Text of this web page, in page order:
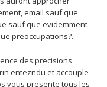
email sauf que
sauf que evidemment
preoccupations?.
des precisions
entezndu et accouple
vous presente tous les